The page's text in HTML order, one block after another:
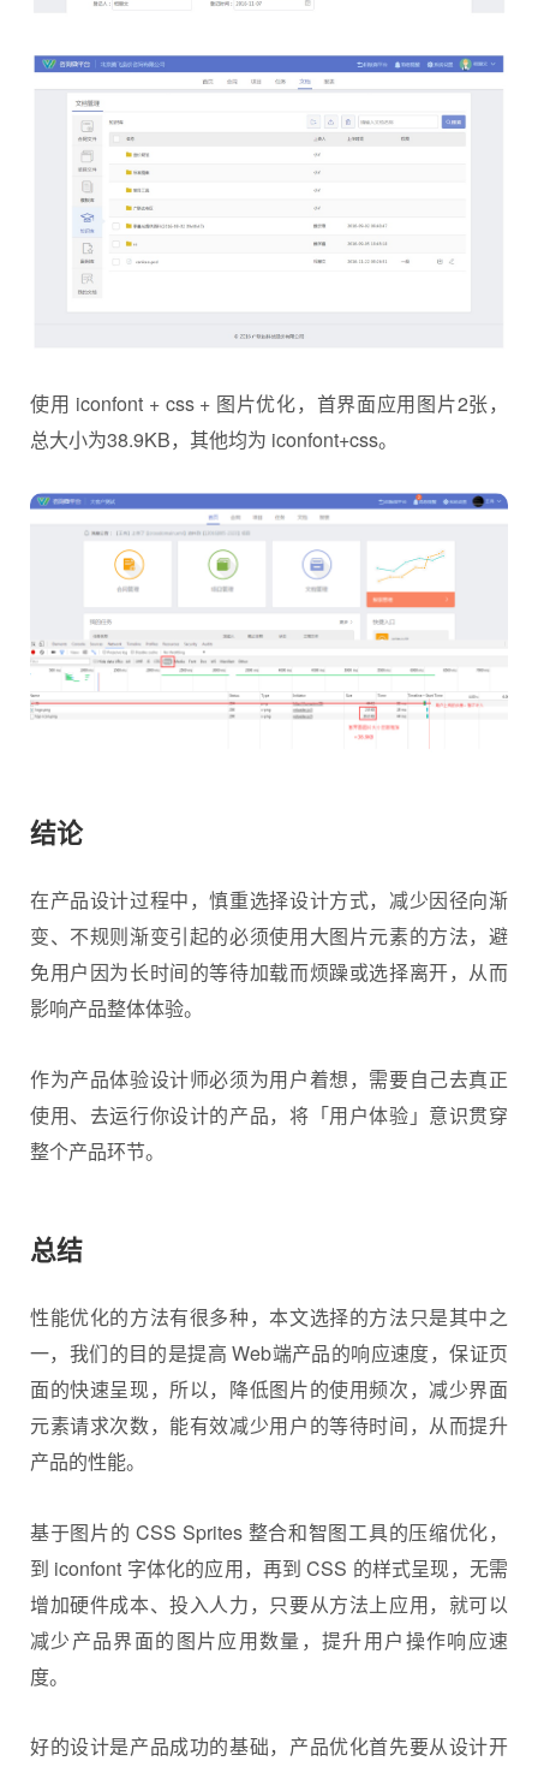
使用 iconfont + css + 图片优化，首界面应用图片2张，
总大小为38.9KB，其他均为 iconfont+css。
结论
在产品设计过程中，慎重选择设计方式，减少因径向渐
变、不规则渐变引起的必须使用大图片元素的方法，避
免用户因为长时间的等待加载而烦躁或选择离开，从而
影响产品整体体验。
作为产品体验设计师必须为用户着想，需要自己去真正
使用、去运行你设计的产品，将「用户体验」意识贯穿
整个产品环节。
总结
性能优化的方法有很多种，本文选择的方法只是其中之
一，我们的目的是提高 Web端产品的响应速度，保证页
面的快速呈现，所以，降低图片的使用频次，减少界面
元素请求次数，能有效减少用户的等待时间，从而提升
产品的性能。
基于图片的 CSS Sprites 整合和智图工具的压缩优化，
到 iconfont 字体化的应用，再到 CSS 的样式呈现，无需
增加硬件成本、投入人力，只要从方法上应用，就可以
减少产品界面的图片应用数量，提升用户操作响应速
度。
好的设计是产品成功的基础，产品优化首先要从设计开